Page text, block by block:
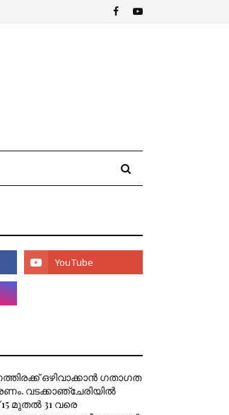
ഒഴിവാക്കാൻ ഗതാഗത
വടക്കാഞ്ചേരിയിൽ
മുതല്‍ 31 വരെ